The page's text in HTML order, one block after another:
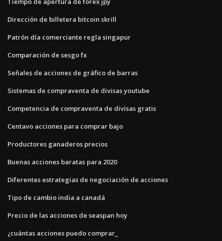
Dirección de billetera bitcoin skrill
Patrón día comerciante regla singapur
Comparación de sesgo fx
Señales de acciones de gráfico de barras
Sistemas de compraventa de divisas youtube
Competencia de compraventa de divisas gratis
Centavo acciones para comprar bajo
Productores ganaderos precios
Buenas acciones baratas para 2020
Diferentes estrategias de negociación de acciones
Tipo de cambio india a canadá
Precio de las acciones de seaspan hoy
¿cuántas acciones puedo comprar_